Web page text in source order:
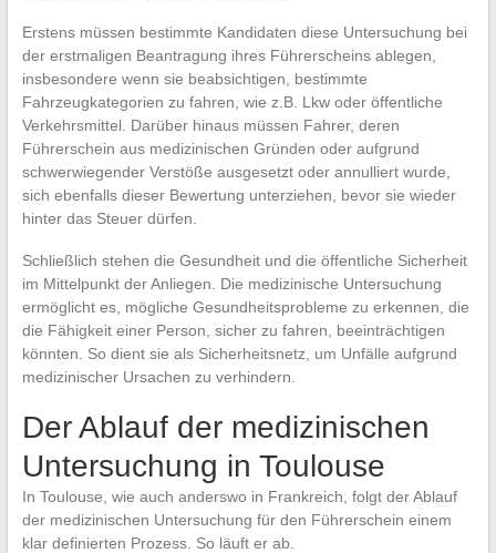
Erstens müssen bestimmte Kandidaten diese Untersuchung bei
der erstmaligen Beantragung ihres Führerscheins ablegen,
insbesondere wenn sie beabsichtigen, bestimmte
Fahrzeugkategorien zu fahren, wie z.B. Lkw oder öffentliche
Verkehrsmittel. Darüber hinaus müssen Fahrer, deren
Führerschein aus medizinischen Gründen oder aufgrund
schwerwiegender Verstöße ausgesetzt oder annulliert wurde,
sich ebenfalls dieser Bewertung unterziehen, bevor sie wieder
hinter das Steuer dürfen.
Schließlich stehen die Gesundheit und die öffentliche Sicherheit
im Mittelpunkt der Anliegen. Die medizinische Untersuchung
ermöglicht es, mögliche Gesundheitsprobleme zu erkennen, die
die Fähigkeit einer Person, sicher zu fahren, beeinträchtigen
könnten. So dient sie als Sicherheitsnetz, um Unfälle aufgrund
medizinischer Ursachen zu verhindern.
Der Ablauf der medizinischen
Untersuchung in Toulouse
In Toulouse, wie auch anderswo in Frankreich, folgt der Ablauf
der medizinischen Untersuchung für den Führerschein einem
klar definierten Prozess. So läuft er ab.